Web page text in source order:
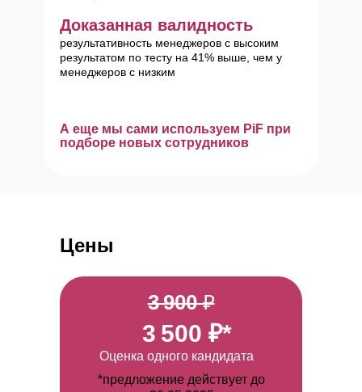
Доказанная валидность
результативность менеджеров с высоким
результатом по тесту на 41% выше, чем у
менеджеров с низким
А еще мы сами используем PiF при
подборе новых сотрудников
Цены
3 500 ₽*
3 900₽
Оценка одного кандидата
*предложение действует до